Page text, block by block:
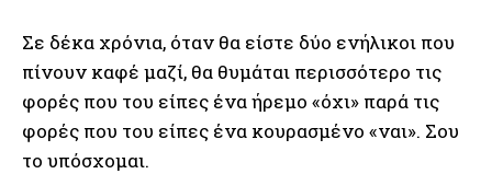
Σε δέκα χρόνια, όταν θα είστε δύο ενήλικοι που
πίνουν καφέ μαζί, θα θυμάται περισσότερο τις
φορές που του είπες ένα ήρεμο «όχι» παρά τις
φορές που του είπες ένα κουρασμένο «ναι». Σου
το υπόσχομαι.